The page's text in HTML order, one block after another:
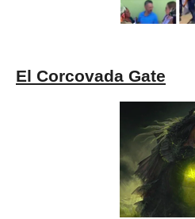
El Corcovada Gate